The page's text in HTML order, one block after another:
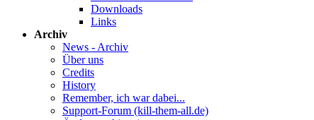
Downloads
Links
Archiv
News - Archiv
Über uns
Credits
History
Remember, ich war dabei...
Support-Forum (kill-them-all.de)